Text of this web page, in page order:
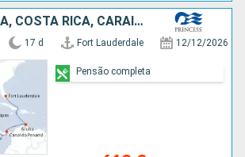
ARUBA, PANAMA, COSTA RICA, CARAIBAS - MEXICO, ESTADOS UNIDOS
17 d Fort Lauderdale 12/12/2026
Pensão completa